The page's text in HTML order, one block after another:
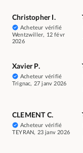
Christopher I.
Acheteur vérifié
Wentzwiller, 12 févr
2026
Xavier P.
Acheteur vérifié
Trignac, 27 janv 2026
CLEMENT C.
Acheteur vérifié
TEYRAN, 23 janv 2026